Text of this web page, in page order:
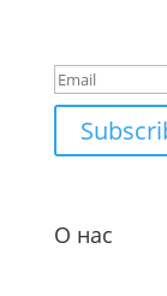
О нас